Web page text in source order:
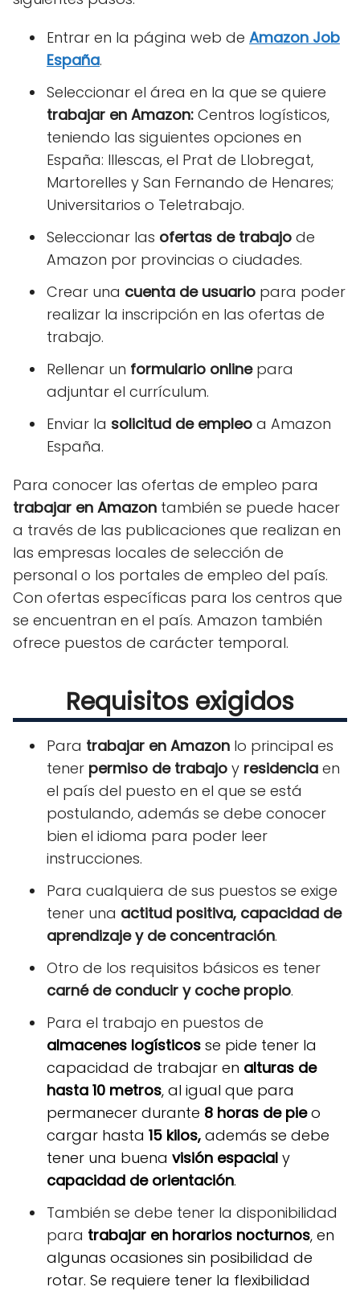
Entrar en la página web de Amazon Job
España.
Seleccionar el área en la que se quiere
trabajar en Amazon: Centros logísticos,
teniendo las siguientes opciones en
España: Illescas, el Prat de Llobregat,
Martorelles y San Fernando de Henares;
Universitarios o Teletrabajo.
Seleccionar las ofertas de trabajo de
Amazon por provincias o ciudades.
Crear una cuenta de usuario para poder
realizar la inscripción en las ofertas de
trabajo.
Rellenar un formulario onlinepara
adjuntar el currículum.
Enviar la solicitud de empleo a Amazon
España.
Para conocer las ofertas de empleo para
trabajar en Amazon también se puede hacer
a través de las publicaciones que realizan en
las empresas locales de selección de
personal o los portales de empleo del país.
Con ofertas específicas para los centros que
se encuentran en el país. Amazon también
ofrece puestos de carácter temporal.
Requisitos exigidos
Para trabajar en Amazon lo principal es
tener permiso de trabajo y residencia en
el país del puesto en el que se está
postulando, además se debe conocer
bien el idioma para poder leer
instrucciones.
Para cualquiera de sus puestos se exige
tener una actitud positiva, capacidad de
aprendizaje y de concentración.
Otro de los requisitos básicos es tener
carné de conducir y coche propio.
Para el trabajo en puestos de
almacenes logísticos se pide tener la
capacidad de trabajar en alturas de
hasta 10 metros, al igual que para
permanecer durante 8 horas de pieo
cargar hasta 15 kilos, además se debe
tener una buena visión espacial y
capacidad de orientación.
También se debe tener la disponibilidad
para trabajar en horarios nocturnos, en
algunas ocasiones sin posibilidad de
rotar. Se requiere tener la flexibilidad